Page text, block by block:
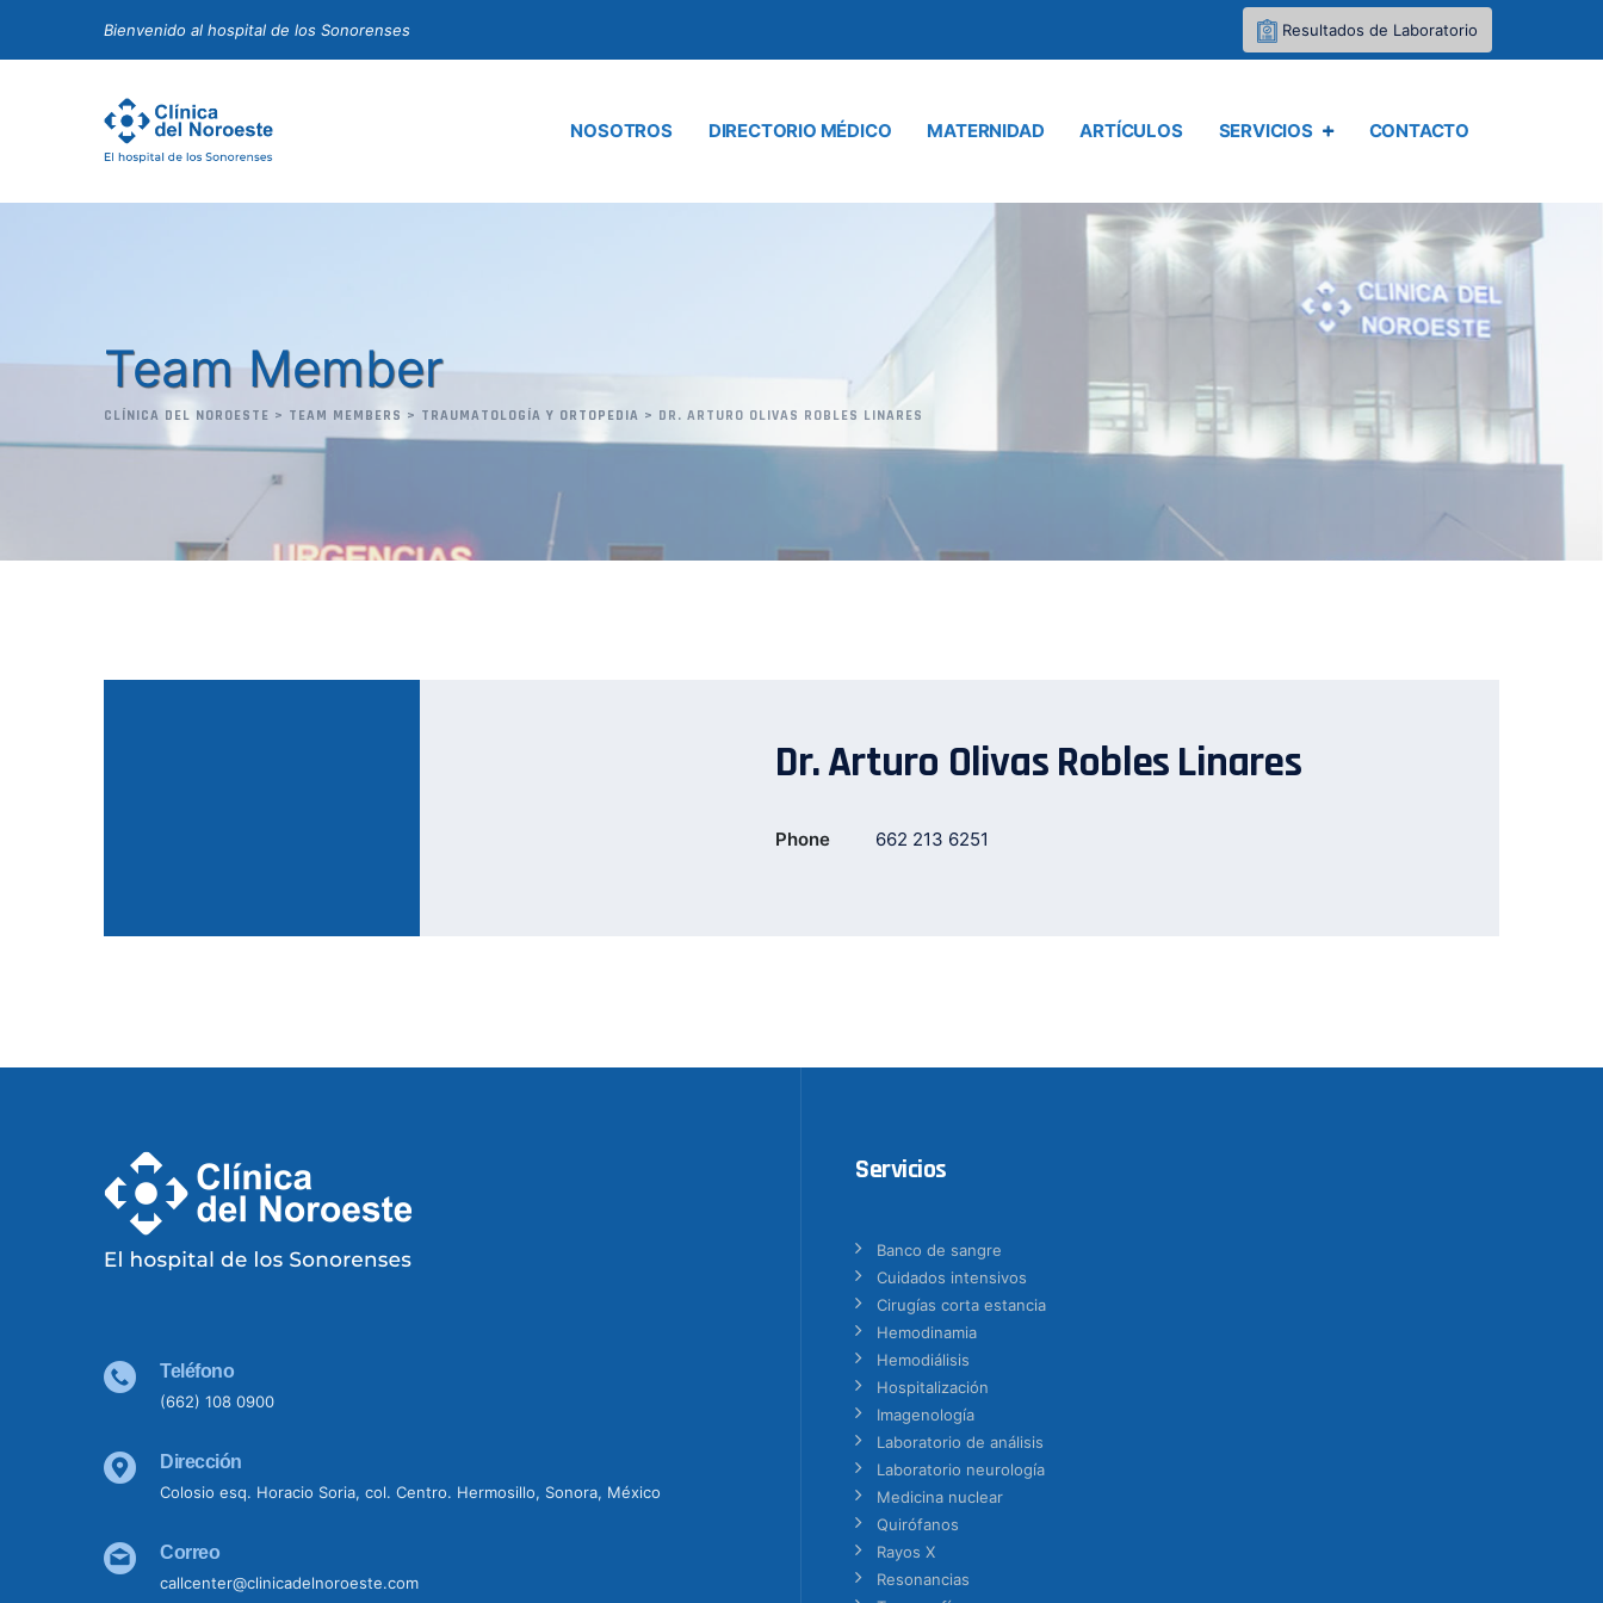
Bienvenido al hospital de los Sonorenses Resultados de Laboratorio
NOSOTROS DIRECTORIO MÉDICO MATERNIDAD ARTÍCULOS SERVICIOS CONTACTO
Team Member
CLÍNICA DEL NOROESTE > TEAM MEMBERS > TRAUMATOLOGÍA Y ORTOPEDIA > DR. ARTURO OLIVAS ROBLES LINARES
Dr. Arturo Olivas Robles Linares
Phone 662 213 6251
Teléfono
(662) 108 0900
Dirección
Colosio esq. Horacio Soria, col. Centro. Hermosillo, Sonora, México
Correo
callcenter@clinicadelnoroeste.com
Servicios
Banco de sangre
Cuidados intensivos
Cirugías corta estancia
Hemodinamia
Hemodiálisis
Hospitalización
Imagenología
Laboratorio de análisis
Laboratorio neurología
Medicina nuclear
Quirófanos
Rayos X
Resonancias